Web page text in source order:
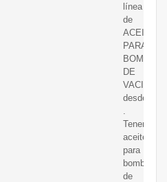
línea
de
ACEITE
PARA
BOMBA
DE
VACIO
desde
Tenemos
aceite
para
bomba
de